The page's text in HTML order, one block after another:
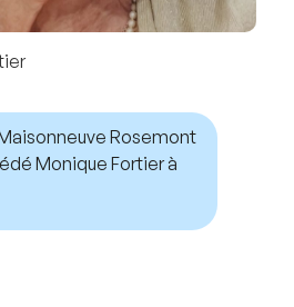
Rosemont
Monique Fortier à